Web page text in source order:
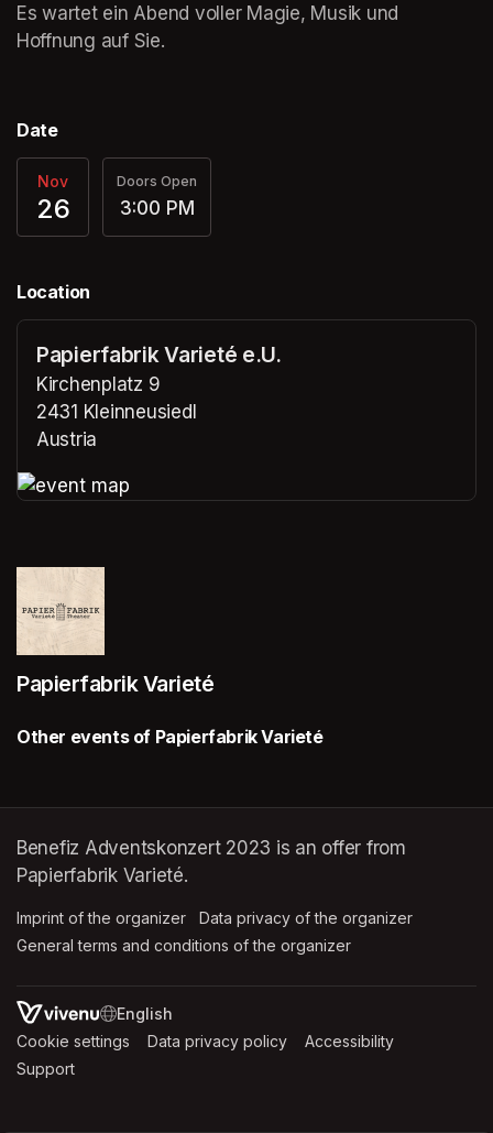
Es wartet ein Abend voller Magie, Musik und
Hoffnung auf Sie.
Date
Nov
26
Doors Open
3:00 PM
Location
Papierfabrik Varieté e.U.
Kirchenplatz 9
2431 Kleinneusiedl
Austria
Papierfabrik Varieté
Other events of Papierfabrik Varieté
Benefiz Adventskonzert 2023 is an offer from
Papierfabrik Varieté.
Imprint of the organizer (opens in a new tab)
Data privacy of the organizer
General terms and conditions of the organizer
SWITCH LANGUAGE
Cookie settings (opens in a new tab)
Data privacy policy (opens in a new tab)
Accessibility
Support